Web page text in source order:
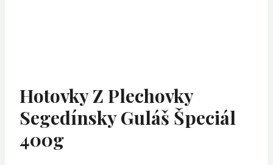
Hotovky Z Plechovky
Segedínsky Guláš Špeciál
400g